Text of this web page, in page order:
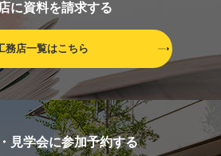
に資料を請求する
務店一覧はこちら
見学会に参加予約する